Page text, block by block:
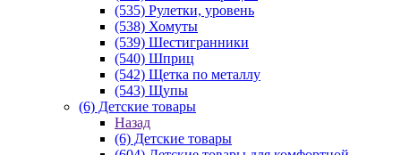
(535) Рулетки, уровень
(538) Хомуты
(539) Шестигранники
(540) Шприц
(542) Щетка по металлу
(543) Щупы
(6) Детские товары
Назад
(6) Детские товары